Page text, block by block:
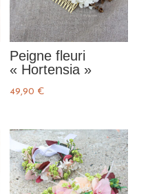
Peigne fleuri
« Hortensia »
49,90 €